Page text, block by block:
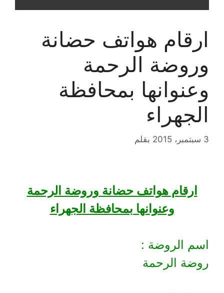
ارقام هواتف حضانة
وروضة الرحمة
وعنوانها بمحافظة
الجهراء
3 سبتمبر، 2015 بقلم
ارقام هواتف حضانة وروضة الرحمة
وعنوانها بمحافظة الجهراء
اسم الروضة :
روضة الرحمة